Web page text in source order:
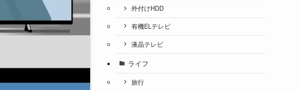
外付けHDD
有機ELテレビ
液晶テレビ
ライフ
旅行